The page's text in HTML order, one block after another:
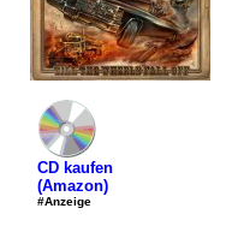
CD kaufen
(Amazon)
#Anzeige